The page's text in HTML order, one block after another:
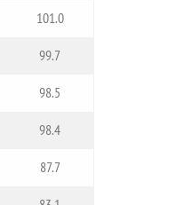
101.0
99.7
98.5
98.4
87.7